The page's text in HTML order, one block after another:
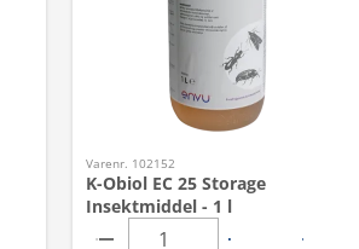
Varenr. 102152
K-Obiol EC 25 Storage
Insektmiddel - 1 l